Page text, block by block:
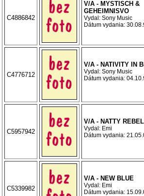
C4886842
V/A - MYSTISCH &
GEHEIMNISVO
Vydal: Sony Music
Dátum vydania:
C4776712
V/A - NATIVITY IN
Vydal: Sony Music
Dátum vydania:
C5957942
V/A - NATTY
Vydal: Emi
Dátum vydania:
C5339982
V/A - NEW BLUE
Vydal: Emi
Dátum vydania: